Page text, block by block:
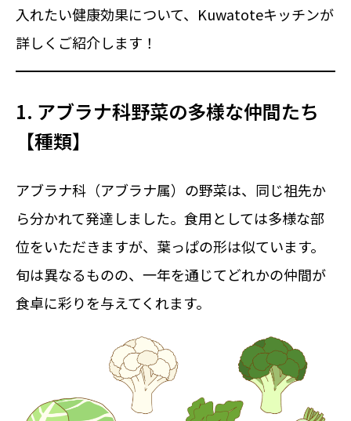
入れたい健康効果について、Kuwatoteキッチンが
詳しくご紹介します！
1. アブラナ科野菜の多様な仲間たち
【種類】
アブラナ科（アブラナ属）の野菜は、同じ祖先か
ら分かれて発達しました。食用としては多様な部
位をいただきますが、葉っぱの形は似ています。
旬は異なるものの、一年を通じてどれかの仲間が
食卓に彩りを与えてくれます。